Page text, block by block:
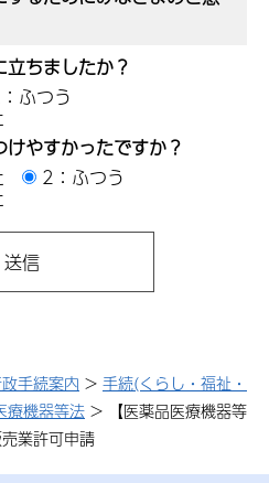
ちましたか？
ふつう
やすかったですか？
2：ふつう
手続案内 > 手続(くらし・福祉・
療機器等法 > 【医薬品医療機器等
業許可申請